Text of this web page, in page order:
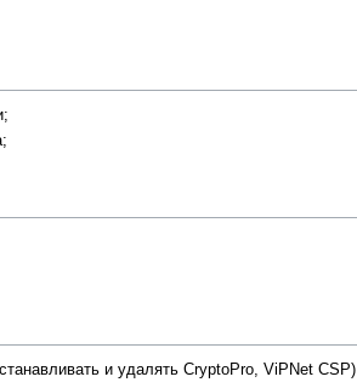
и удалять CryptoPro, ViPNet CSP)